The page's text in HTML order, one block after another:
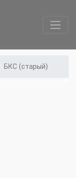
БКС (старый)